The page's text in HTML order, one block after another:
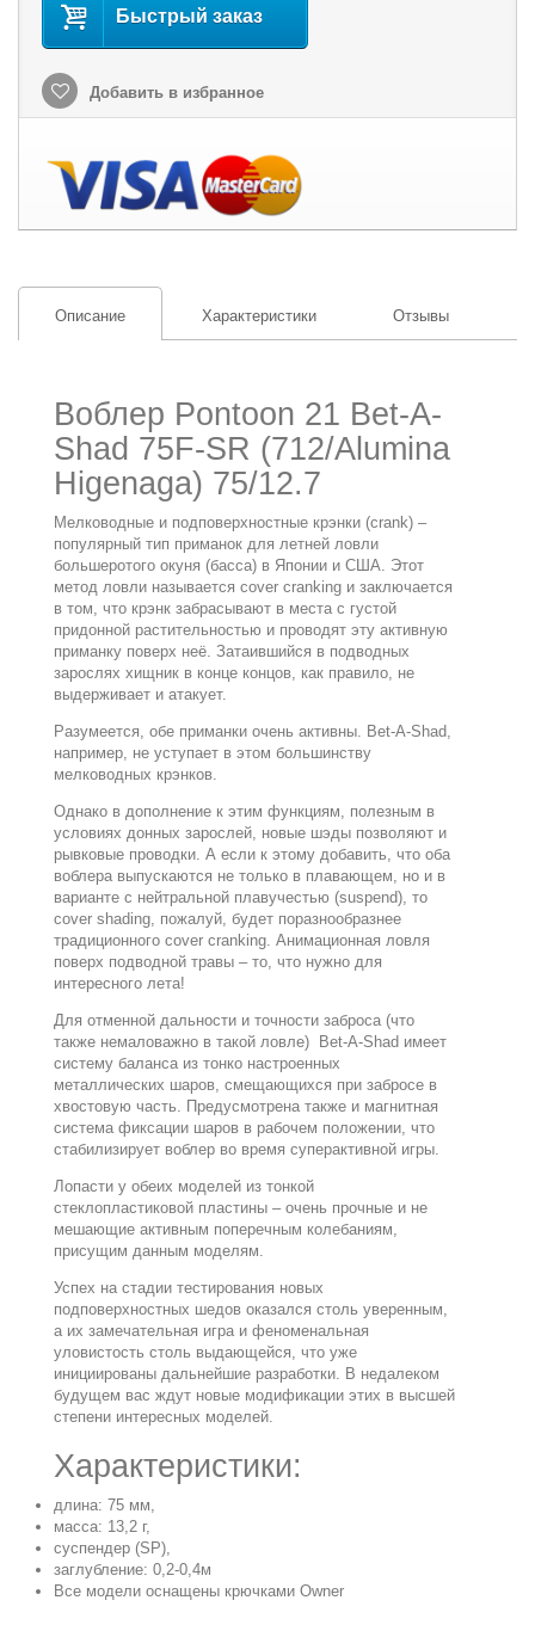
Быстрый заказ
Добавить в избранное
Описание Характеристики Отзывы
Воблер Pontoon 21 Bet-A-
Shad 75F-SR (712/Alumina
Higenaga) 75/12.7
Мелководные и подповерхностные крэнки (crank) –
популярный тип приманок для летней ловли
большеротого окуня (басса) в Японии и США. Этот
метод ловли называется cover cranking и заключается
в том, что крэнк забрасывают в места с густой
придонной растительностью и проводят эту активную
приманку поверх неё. Затаившийся в подводных
зарослях хищник в конце концов, как правило, не
выдерживает и атакует.
Разумеется, обе приманки очень активны. Bet-A-Shad,
например, не уступает в этом большинству
мелководных крэнков.
Однако в дополнение к этим функциям, полезным в
условиях донных зарослей, новые шэды позволяют и
рывковые проводки. А если к этому добавить, что оба
воблера выпускаются не только в плавающем, но и в
варианте с нейтральной плавучестью (suspend), то
cover shading, пожалуй, будет поразнообразнее
традиционного cover cranking. Анимационная ловля
поверх подводной травы – то, что нужно для
интересного лета!
Для отменной дальности и точности заброса (что
также немаловажно в такой ловле) Bet-A-Shad имеет
систему баланса из тонко настроенных
металлических шаров, смещающихся при забросе в
хвостовую часть. Предусмотрена также и магнитная
система фиксации шаров в рабочем положении, что
стабилизирует воблер во время суперактивной игры.
Лопасти у обеих моделей из тонкой
стеклопластиковой пластины – очень прочные и не
мешающие активным поперечным колебаниям,
присущим данным моделям.
Успех на стадии тестирования новых
подповерхностных шедов оказался столь уверенным,
а их замечательная игра и феноменальная
уловистость столь выдающейся, что уже
инициированы дальнейшие разработки. В недалеком
будущем вас ждут новые модификации этих в высшей
степени интересных моделей.
Характеристики:
длина: 75 мм,
масса: 13,2 г,
суспендер (SP),
заглубление: 0,2-0,4м
Все модели оснащены крючками Owner